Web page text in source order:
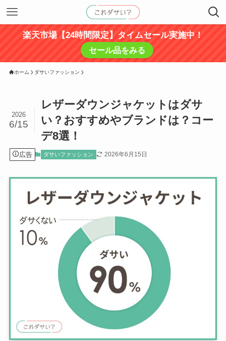
楽天市場【24時間限定】タイムセール実施中！
セール品をみる
ホーム ダサいファッション
レザーダウンジャケットはダサ
い？おすすめやブランドは？コー
デ8選！
2026
6/15
広告 ダサいファッション 2026年6月15日